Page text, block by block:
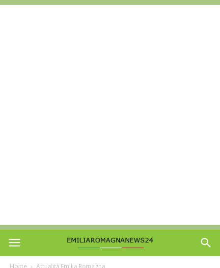
Home Attualità Emilia Romagna